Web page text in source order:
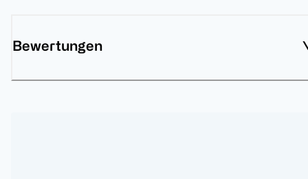
Bewertungen